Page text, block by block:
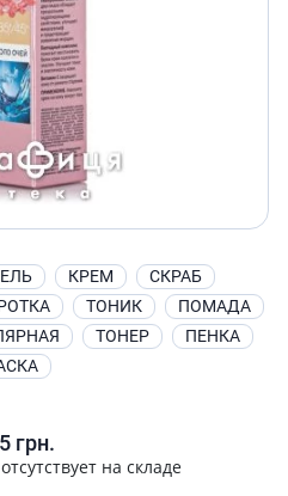
КРЕМ
СКРАБ
ТОНИК
ПОМАДА
ТОНЕР
ПЕНКА
грн.
на складе